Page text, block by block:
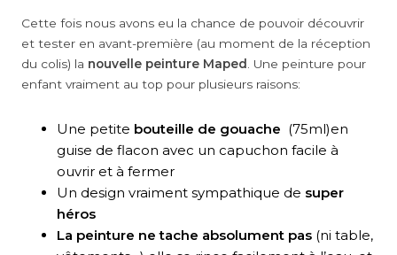
Cette fois nous avons eu la chance de pouvoir découvrir
et tester en avant-première (au moment de la réception
du colis) la nouvelle peinture Maped
. Une peinture pour
enfant vraiment au top pour plusieurs raisons:
Une petite bouteille de gouache (75ml)en
guise de flacon avec un capuchon facile à
ouvrir et à fermer
Un design vraiment sympathique de super
héros
La peinture ne tache absolument pas (ni table,